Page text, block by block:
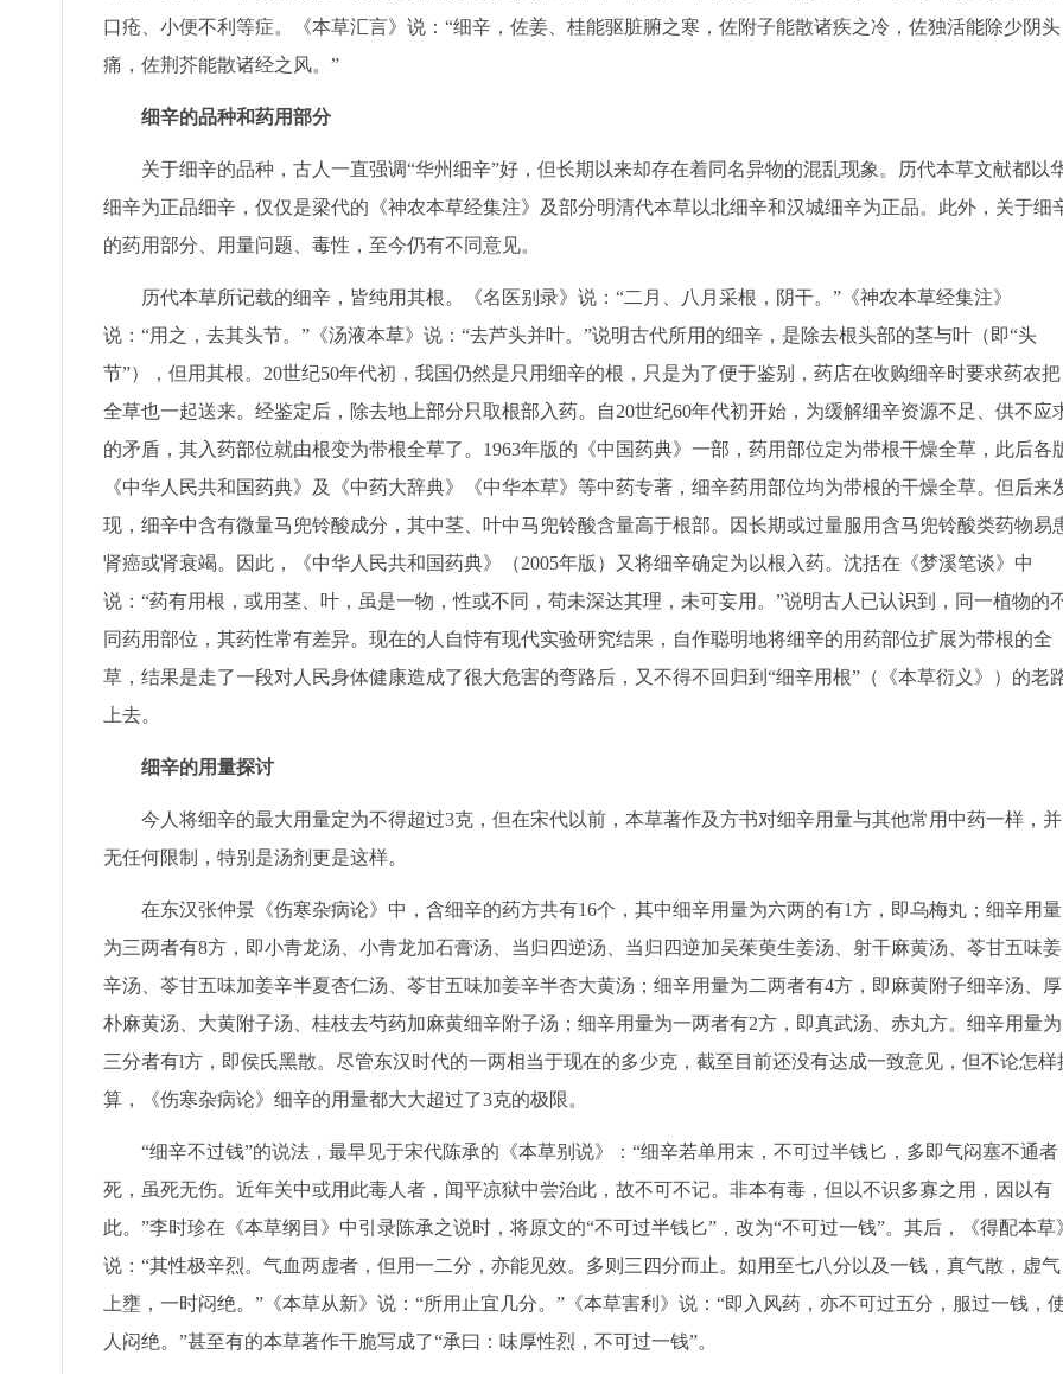
口疮、小便不利等症。《本草汇言》说：“细辛，佐姜、桂能驱脏腑之寒，佐附子能散诸疾之冷，佐独活能除少阴头
痛，佐荆芥能散诸经之风。”
细辛的品种和药用部分
关于细辛的品种，古人一直强调“华州细辛”好，但长期以来却存在着同名异物的混乱现象。历代本草文献都以
细辛为正品细辛，仅仅是梁代的《神农本草经集注》及部分明清代本草以北细辛和汉城细辛为正品。此外，关于细
的药用部分、用量问题、毒性，至今仍有不同意见。
历代本草所记载的细辛，皆纯用其根。《名医别录》说：“二月、八月采根，阴干。”《神农本草经集注》
说：“用之，去其头节。”《汤液本草》说：“去芦头并叶。”说明古代所用的细辛，是除去根头部的茎与叶（即“头
节”），但用其根。20世纪50年代初，我国仍然是只用细辛的根，只是为了便于鉴别，药店在收购细辛时要求药农把
全草也一起送来。经鉴定后，除去地上部分只取根部入药。自20世纪60年代初开始，为缓解细辛资源不足、供不应
的矛盾，其入药部位就由根变为带根全草了。1963年版的《中国药典》一部，药用部位定为带根干燥全草，此后各
《中华人民共和国药典》及《中药大辞典》《中华本草》等中药专著，细辛药用部位均为带根的干燥全草。但后来
现，细辛中含有微量马兜铃酸成分，其中茎、叶中马兜铃酸含量高于根部。因长期或过量服用含马兜铃酸类药物易
肾癌或肾衰竭。因此，《中华人民共和国药典》（2005年版）又将细辛确定为以根入药。沈括在《梦溪笔谈》中
说：“药有用根，或用茎、叶，虽是一物，性或不同，苟未深达其理，未可妄用。”说明古人已认识到，同一植物的
同药用部位，其药性常有差异。现在的人自恃有现代实验研究结果，自作聪明地将细辛的用药部位扩展为带根的全
草，结果是走了一段对人民身体健康造成了很大危害的弯路后，又不得不回归到“细辛用根”（《本草衍义》）的老
上去。
细辛的用量探讨
今人将细辛的最大用量定为不得超过3克，但在宋代以前，本草著作及方书对细辛用量与其他常用中药一样，并
无任何限制，特别是汤剂更是这样。
在东汉张仲景《伤寒杂病论》中，含细辛的药方共有16个，其中细辛用量为六两的有1方，即乌梅丸；细辛用量
为三两者有8方，即小青龙汤、小青龙加石膏汤、当归四逆汤、当归四逆加吴茱萸生姜汤、射干麻黄汤、苓甘五味姜
辛汤、苓甘五味加姜辛半夏杏仁汤、苓甘五味加姜辛半杏大黄汤；细辛用量为二两者有4方，即麻黄附子细辛汤、厚
朴麻黄汤、大黄附子汤、桂枝去芍药加麻黄细辛附子汤；细辛用量为一两者有2方，即真武汤、赤丸方。细辛用量为
三分者有l方，即侯氏黑散。尽管东汉时代的一两相当于现在的多少克，截至目前还没有达成一致意见，但不论怎样
算，《伤寒杂病论》细辛的用量都大大超过了3克的极限。
“细辛不过钱”的说法，最早见于宋代陈承的《本草别说》：“细辛若单用末，不可过半钱匕，多即气闷塞不通者
死，虽死无伤。近年关中或用此毒人者，闻平凉狱中尝治此，故不可不记。非本有毒，但以不识多寡之用，因以有
此。”李时珍在《本草纲目》中引录陈承之说时，将原文的“不可过半钱匕”，改为“不可过一钱”。其后，《得配本草
说：“其性极辛烈。气血两虚者，但用一二分，亦能见效。多则三四分而止。如用至七八分以及一钱，真气散，虚气
上壅，一时闷绝。”《本草从新》说：“所用止宜几分。”《本草害利》说：“即入风药，亦不可过五分，服过一钱，
人闷绝。”甚至有的本草著作干脆写成了“承曰：味厚性烈，不可过一钱”。